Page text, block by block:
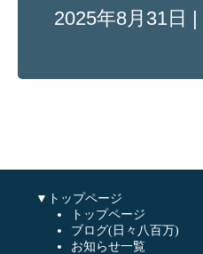
2025年8月31日 |
▼トップページ
トップページ
ブログ(日々八百万)
お知らせ一覧